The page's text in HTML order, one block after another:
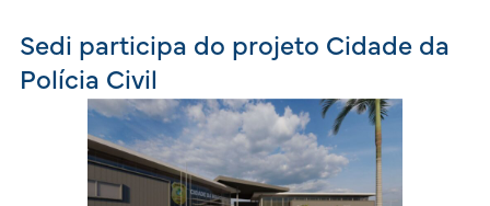
Sedi participa do projeto Cidade da
Polícia Civil